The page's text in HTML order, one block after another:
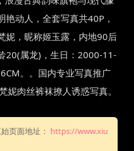
艳动人，全套写真共40P，
妮，昵称姬玉露，内地90后
20(属龙)，生日：2000-11-
。。国内专业写真推广
肉丝裤袜撩人诱惑写真。
页面地址： https://www.xiu